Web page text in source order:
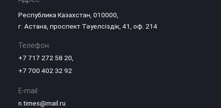
Республика Казахстан, 010000,
г. Астана, проспект Тәуелсіздік, 41, оф. 214
Телефон:
+7 717 272 58 20,
+7 700 402 32 92
E-mail:
n.times@mail.ru